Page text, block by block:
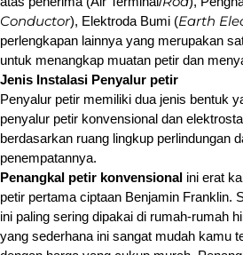
Conductor), Elektroda Bumi (Earth
perlengkapan lainnya yang merupakan
untuk menangkap muatan petir dan
Jenis Instalasi Penyalur petir
Penyalur petir memiliki dua jenis bentuk
penyalur petir konvensional dan
berdasarkan ruang lingkup perlindungan
penempatannya.
Penangkal petir konvensional ini erat
petir pertama ciptaan Benjamin Franklin.
ini paling sering dipakai di rumah-rumah
yang sederhana ini sangat mudah kamu